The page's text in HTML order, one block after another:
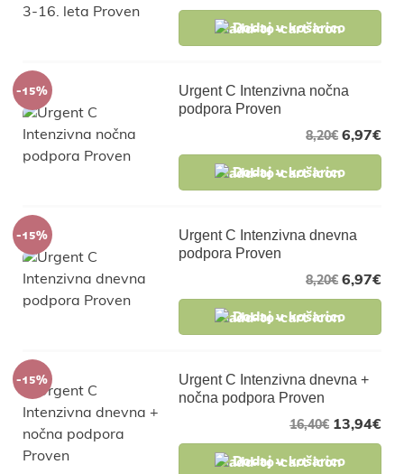
Dodaj v košarico
-15%
Urgent C Intenzivna nočna
podpora Proven
6,97€
8,20€
Dodaj v košarico
-15%
Urgent C Intenzivna dnevna
podpora Proven
6,97€
8,20€
Dodaj v košarico
-15%
Urgent C Intenzivna dnevna +
nočna podpora Proven
13,94€
16,40€
Dodaj v košarico